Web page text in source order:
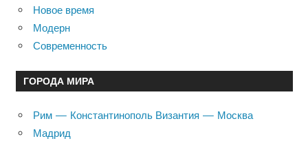
Новое время
Модерн
Современность
ГОРОДА МИРА
Рим — Константинополь Византия — Москва
Мадрид